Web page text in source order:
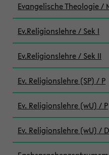
Evangelische Theologie /
Ev.Religionslehre / Sek I
Ev.Religionslehre / Sek II
Ev. Religionslehre (SP) / P
Ev. Religionslehre (wU) / P
Ev. Religionslehre (wU) /